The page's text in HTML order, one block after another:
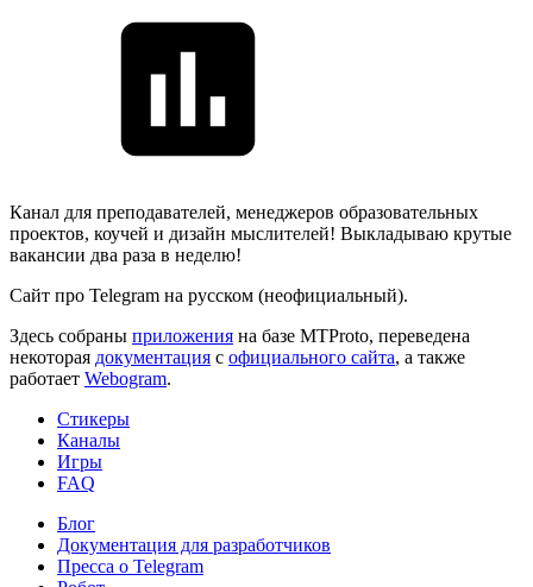
Канал для преподавателей, менеджеров образовательных
проектов, коучей и дизайн мыслителей! Выкладываю крутые
вакансии два раза в неделю!
Сайт про Telegram на русском (неофициальный).
Здесь собраны приложения на базе MTProto, переведена
некоторая документация с официального сайта, а также
работает Webogram.
Стикеры
Каналы
Игры
FAQ
Блог
Документация для разработчиков
Пресса о Telegram